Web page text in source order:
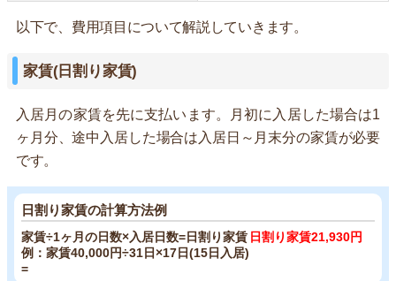
以下で、費用項目について解説していきます。
家賃(日割り家賃)
入居月の家賃を先に支払います。月初に入居した場合は1
ヶ月分、途中入居した場合は入居日～月末分の家賃が必要
です。
日割り家賃の計算方法例
家賃÷1ヶ月の日数×入居日数=日割り家賃
例：家賃40,000円÷31日×17日(15日入居)
=
日割り家賃21,930円